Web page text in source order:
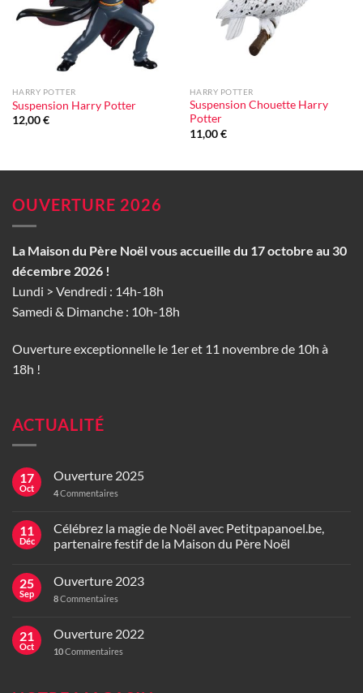
HARRY POTTER
Suspension Harry Potter
12,00€
HARRY POTTER
Suspension Chouette Harry
Potter
11,00€
OUVERTURE 2026
La Maison du Père Noël vous accueille du 17 octobre au 30
décembre 2026 !
Lundi > Vendredi : 14h-18h
Samedi & Dimanche : 10h-18h
Ouverture exceptionnelle le 1er et 11 novembre de 10h à
18h !
ACTUALITÉ
17
Oct
Ouverture 2025
4Commentaires
11
Déc
Célébrez la magie de Noël avec Petitpapanoel.be,
partenaire festif de la Maison du Père Noël
25
Sep
Ouverture 2023
8Commentaires
21
Oct
Ouverture 2022
10Commentaires